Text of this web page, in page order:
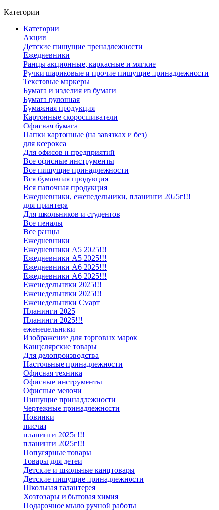
Категории
Категории
Акции
Детские пишущие пренадлежности
Ежедневники
Ранцы акционные, каркасные и мягкие
Ручки шариковые и прочие пишущие принадлежности
Текстовые маркеры
Бумага и изделия из бумаги
Бумага рулонная
Бумажная продукция
Картонные скоросшиватели
Офисная бумага
Папки картонные (на завязках и без)
для ксерокса
Для офисов и предприятий
Все офисные инструменты
Все пишущие принадлежности
Вся бумажная продукция
Вся папочная продукция
Ежедневники, еженедельники, планинги 2025г!!!
для принтера
Для школьников и студентов
Все пеналы
Все ранцы
Ежедневники
Ежедневники А5 2025!!!
Ежедневники А5 2025!!!
Ежедневники А6 2025!!!
Ежедневники А6 2025!!!
Еженедельники 2025!!!
Еженедельники 2025!!!
Еженедельники Смарт
Планинги 2025
Планинги 2025!!!
еженедельники
Изображение для торговых марок
Канцелярские товары
Для делопроизводства
Настольные принадлежности
Офисная техника
Офисные инструменты
Офисные мелочи
Пишущие принадлежности
Чертежные принадлежности
Новинки
писчая
планинги 2025г!!!
планинги 2025г!!!
Популярные товары
Товары для детей
Детские и школьные канцтовары
Детские пишущие принадлежности
Школьная галантерея
Хозтовары и бытовая химия
Подарочное мыло ручной работы